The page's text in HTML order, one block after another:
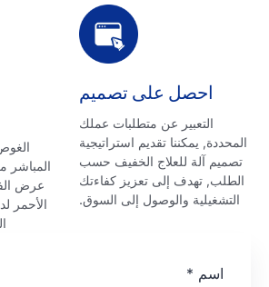
احصل على تصميم
التعبير عن متطلبات عملك
المحددة, يمكننا تقديم استراتيجية
تصميم آلة للعلاج الخفيف حسب
الطلب, تهدف إلى تعزيز كفاءتك
التشغيلية والوصول إلى السوق.
المباشر
عرض
الأحمر
اسم *